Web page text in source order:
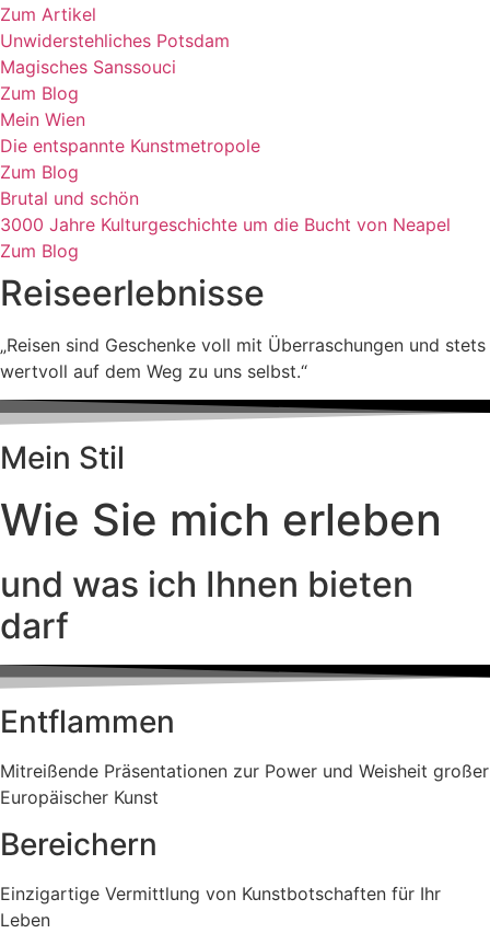
Zum Artikel
Unwiderstehliches Potsdam
Magisches Sanssouci
Zum Blog
Mein Wien
Die entspannte Kunstmetropole
Zum Blog
Brutal und schön
3000 Jahre Kulturgeschichte um die Bucht von Neapel
Zum Blog
Reiseerlebnisse
„Reisen sind Geschenke voll mit Überraschungen und stets
wertvoll auf dem Weg zu uns selbst.“
Mein Stil
Wie Sie mich erleben
und was ich Ihnen bieten
darf
Entflammen
Mitreißende Präsentationen zur Power und Weisheit großer
Europäischer Kunst
Bereichern
Einzigartige Vermittlung von Kunstbotschaften für Ihr
Leben